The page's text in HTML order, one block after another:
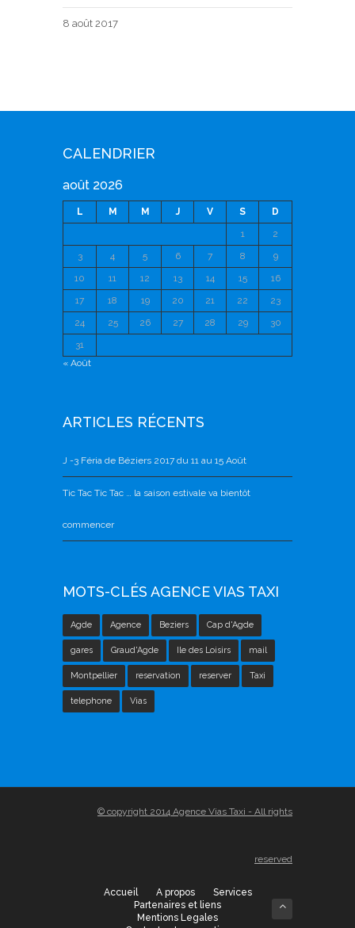
8 août 2017
CALENDRIER
août 2026
L M M J V S D
« Août
1
2
3
4 5 6 7 8
9
10
11 12 13 14 15
16
17
18 19 20 21 22
23
24
25 26 27 28 29
30
31
ARTICLES RÉCENTS
J -3 Féria de Béziers 2017 du 11 au 15 Août
Tic Tac Tic Tac … la saison estivale va bientôt
commencer
MOTS-CLÉS AGENCE VIAS TAXI
Agde Agence Beziers Cap d'Agde
gares Graud'Agde Ile des Loisirs mail
Montpellier reservation reserver Taxi
telephone Vias
© copyright 2014 Agence Vias Taxi - All rights
reserved
Accueil A propos
Services
Partenaires et liens
Mentions Legales